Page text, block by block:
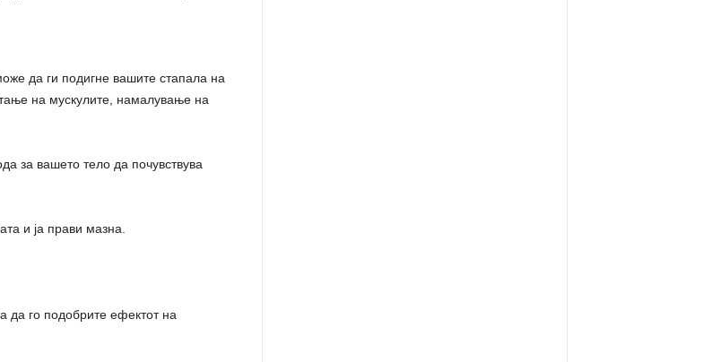
да ги подигне вашите стапала на
на мускулите, намалување на
за вашето тело да почувствува
и ја прави мазна.
да го подобрите ефектот на